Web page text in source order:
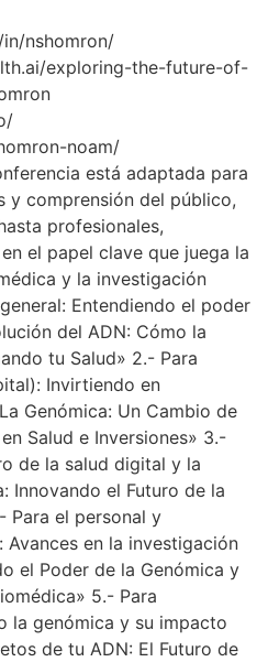
nshomron/
exploring-the-future-of-
noam/
está adaptada para
y comprensión del público,
profesionales,
el papel clave que juega la
y la investigación
Entendiendo el poder
del ADN: Cómo la
tu Salud» 2.- Para
Invirtiendo en
Genómica: Un Cambio de
Salud e Inversiones» 3.-
de la salud digital y la
Innovando el Futuro de la
Para el personal y
en la investigación
el Poder de la Genómica y
5.- Para
la genómica y su impacto
de tu ADN: El Futuro de